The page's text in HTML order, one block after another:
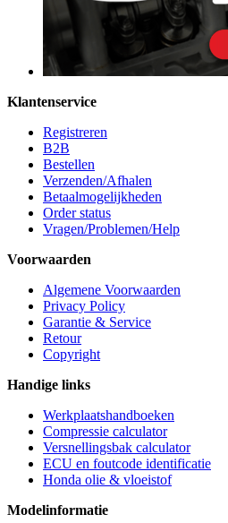
Klantenservice
Registreren
B2B
Bestellen
Verzenden/Afhalen
Betaalmogelijkheden
Order status
Vragen/Problemen/Help
Voorwaarden
Algemene Voorwaarden
Privacy Policy
Garantie & Service
Retour
Copyright
Handige links
Werkplaatshandboeken
Compressie calculator
Versnellingsbak calculator
ECU en foutcode identificatie
Honda olie & vloeistof
Modelinformatie